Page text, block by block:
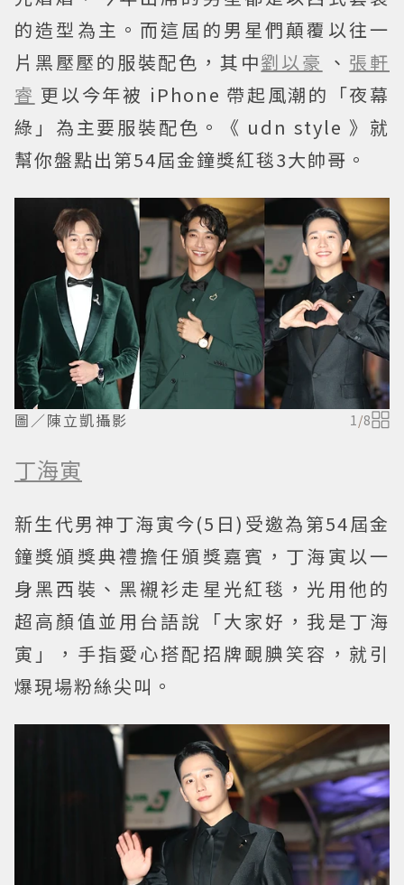
的造型為主。而這屆的男星們顛覆以往一
片黑壓壓的服裝配色，其中劉以豪 、 張軒
睿 更以今年被 iPhone 帶起風潮的「夜幕
綠」為主要服裝配色。《 udn style 》就
幫你盤點出第54屆金鐘獎紅毯3大帥哥。
圖／陳立凱攝影 1 /8
丁海寅
新生代男神丁海寅今(5日)受邀為第54屆金
鐘獎頒獎典禮擔任頒獎嘉賓，丁海寅以一
身黑西裝、黑襯衫走星光紅毯，光用他的
超高顏值並用台語說「大家好，我是丁海
寅」，手指愛心搭配招牌靦腆笑容，就引
爆現場粉絲尖叫。